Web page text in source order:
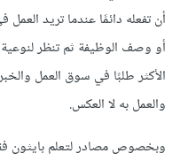
أن تفعله دائمًا عندما تريد
أو وصف الوظيفة ثم تنظر لنوعية
الأكثر طلبًا في سوق العمل
والعمل به لا العكس.
وبخصوص مصادر لتعلم بايثون